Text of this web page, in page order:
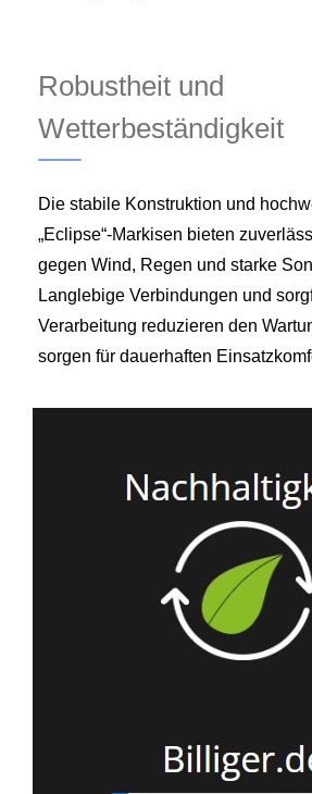
Robustheit und
Wetterbeständigkeit
Die stabile Konstruktion und
„Eclipse“-Markisen bieten
gegen Wind, Regen und starke
Langlebige Verbindungen und
Verarbeitung reduzieren den
sorgen für dauerhaften